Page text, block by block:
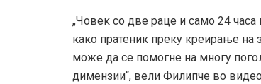
„Човек со две раце и само 24
како пратеник преку креирање
може да се помогне на многу
димензии“, вели Филипче во